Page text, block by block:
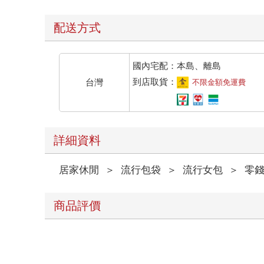
配送方式
台灣
國內宅配：本島、離島
到店取貨：
不限金額免運費
詳細資料
居家休閒 ＞ 流行包袋 ＞ 流行女包 ＞ 零
商品評價